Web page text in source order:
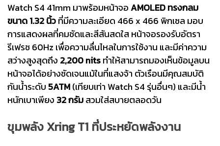
Watch S4 41mm มาพร้อมหน้าจอAMOLED ทรงกลม
ขนาด 1.32 นิ้วที่มีความละเอียด 466 x 466 พิกเซล มอบ
การแสดงผลที่คมชัดและสีสันสดใส หน้าจอรองรับอัตรา
รีเฟรช 60Hz เพื่อความลื่นไหลในการใช้งาน และมีค่าความ
สว่างสูงสุดถึง 2,200 nitsทำให้สามารถมองเห็นข้อมูลบน
หน้าจอได้อย่างชัดเจนแม้ในที่แสงจ้า ตัวเรือนมีคุณสมบัติ
กันน้ำระดับ 5ATM(เทียบเท่า Watch S4 รุ่นอื่นๆ) และมีน้ำ
หนักเบาเพียง 32 กรัมสวมใส่สบายตลอดวัน
ขุมพลัง Xring T1 ที่ประหยัดพลังงาน